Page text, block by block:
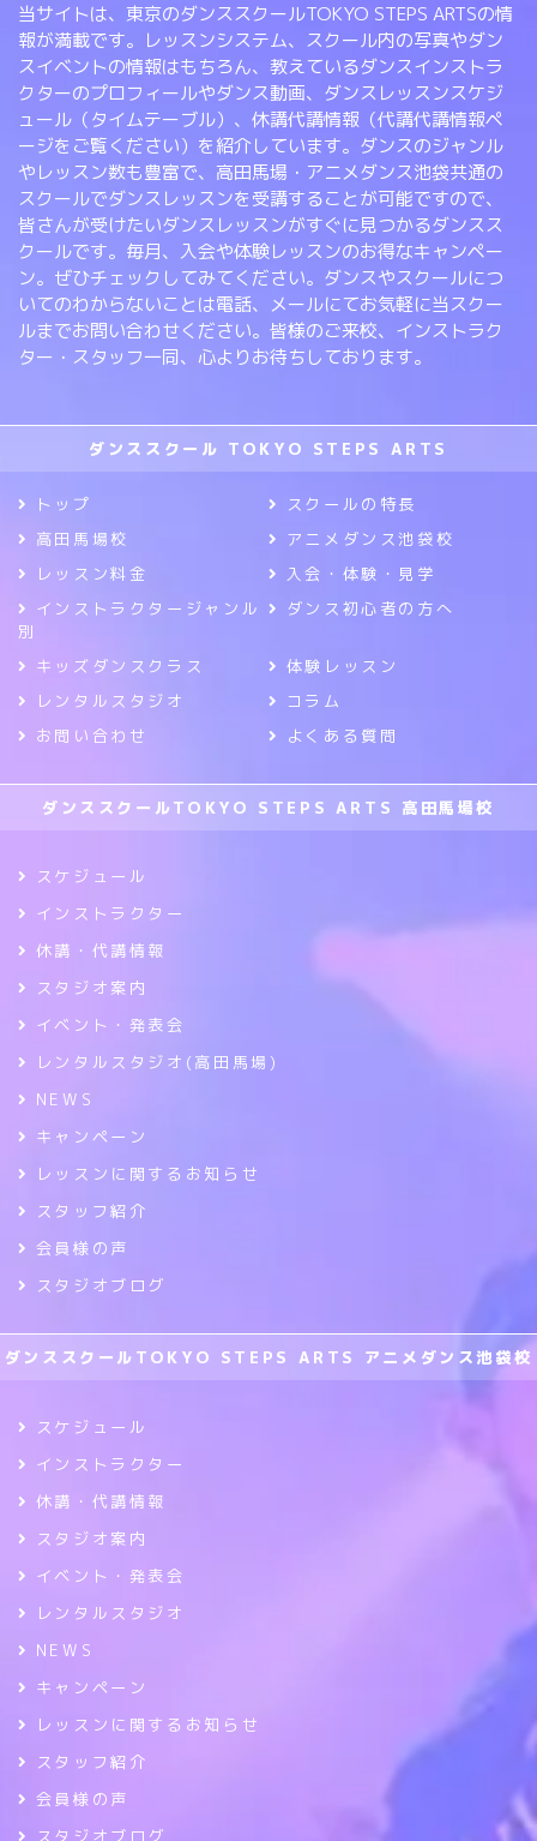
当サイトは、東京のダンススクールTOKYO STEPS ARTSの情
報が満載です。レッスンシステム、スクール内の写真やダン
スイベントの情報はもちろん、教えているダンスインストラ
クターのプロフィールやダンス動画、ダンスレッスンスケジ
ュール（タイムテーブル）、休講代講情報（代講代講情報ペ
ージをご覧ください）を紹介しています。ダンスのジャンル
やレッスン数も豊富で、高田馬場・アニメダンス池袋共通の
スクールでダンスレッスンを受講することが可能ですので、
皆さんが受けたいダンスレッスンがすぐに見つかるダンスス
クールです。毎月、入会や体験レッスンのお得なキャンペー
ン。ぜひチェックしてみてください。ダンスやスクールにつ
いてのわからないことは電話、メールにてお気軽に当スクー
ルまでお問い合わせください。皆様のご来校、インストラク
ター・スタッフ一同、心よりお待ちしております。
ダンススクール TOKYO STEPS ARTS
トップ
スクールの特長
高田馬場校
アニメダンス池袋校
レッスン料金
入会・体験・見学
インストラクタージャンル
別
ダンス初心者の方へ
キッズダンスクラス
体験レッスン
レンタルスタジオ
コラム
お問い合わせ
よくある質問
ダンススクールTOKYO STEPS ARTS 高田馬場校
スケジュール
インストラクター
休講・代講情報
スタジオ案内
イベント・発表会
レンタルスタジオ(高田馬場)
NEWS
キャンペーン
レッスンに関するお知らせ
スタッフ紹介
会員様の声
スタジオブログ
ダンススクールTOKYO STEPS ARTS アニメダンス池袋校
スケジュール
インストラクター
休講・代講情報
スタジオ案内
イベント・発表会
レンタルスタジオ
NEWS
キャンペーン
レッスンに関するお知らせ
スタッフ紹介
会員様の声
スタジオブログ